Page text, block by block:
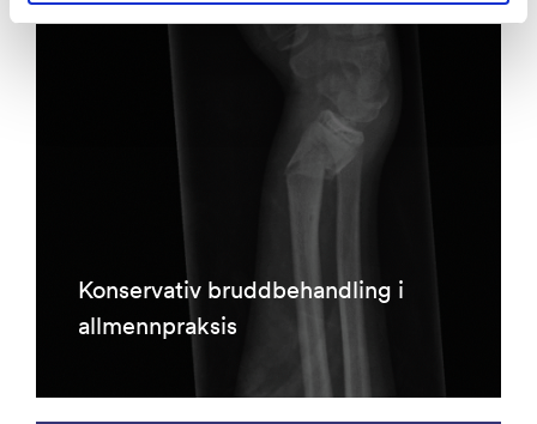
Konservativ bruddbehandling i
allmennpraksis